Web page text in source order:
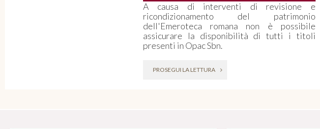
A causa di interventi di revisione e
ricondizionamento del patrimonio
dell'Emeroteca romana non è possibile
assicurare la disponibilità di tutti i titoli
presenti in Opac Sbn.
PROSEGUI LA LETTURA